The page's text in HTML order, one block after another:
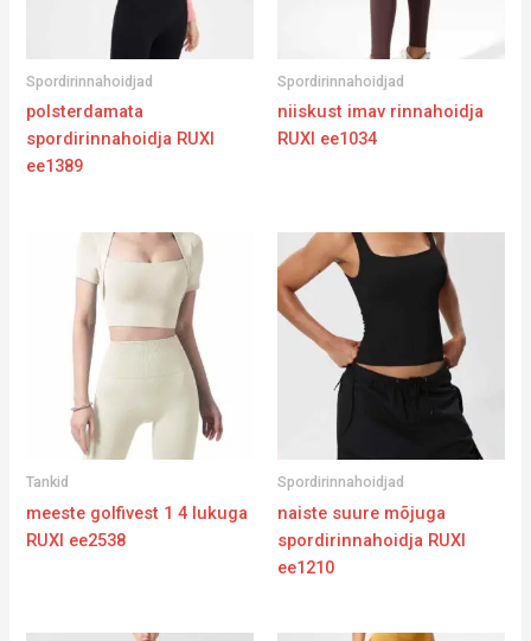
Spordirinnahoidjad
polsterdamata
spordirinnahoidja RUXI
ee1389
Spordirinnahoidjad
niiskust imav rinnahoidja
RUXI ee1034
Tankid
meeste golfivest 1 4 lukuga
RUXI ee2538
Spordirinnahoidjad
naiste suure mõjuga
spordirinnahoidja RUXI
ee1210